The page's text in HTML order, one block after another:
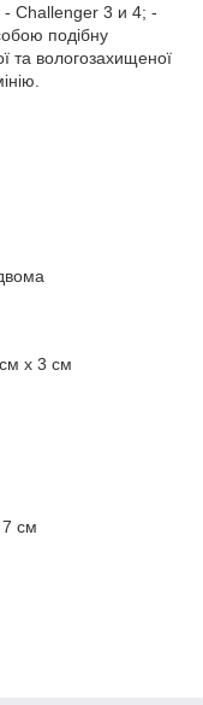
Challenger 3 и 4; -
подібну
та вологозахищеної
х 3 см
7 см